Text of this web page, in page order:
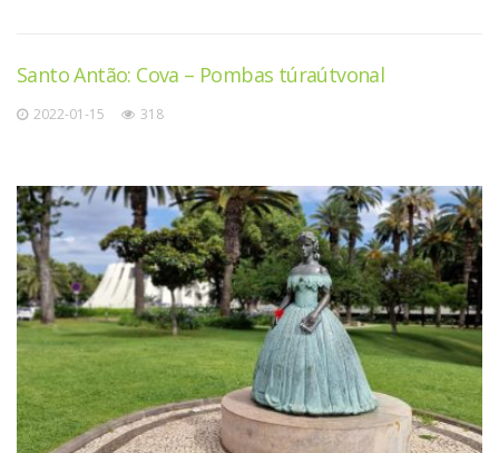
Santo Antão: Cova – Pombas túraútvonal
2022-01-15 318